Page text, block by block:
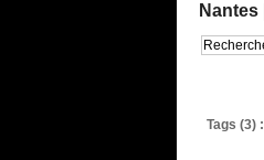
Nantes |
Tags (3)